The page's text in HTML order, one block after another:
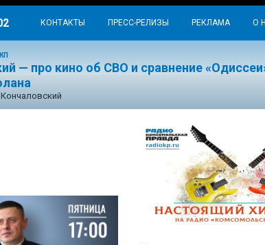
КОНТАКТЫ ПРЕСС-РЕЛИЗЫ РЕКЛАМА О
— про кино об СВО и сравнение